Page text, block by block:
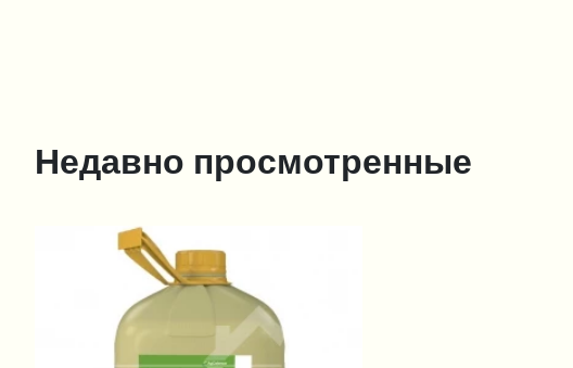
Недавно просмотренные